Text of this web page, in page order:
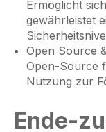
Ermöglicht
gewährleistet
Open Source
Open-Source
Nutzung zur
Ende-